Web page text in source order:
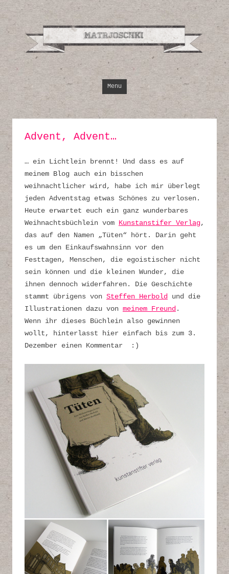
Design,
Menu Skip to content
Advent, Advent…
… ein Lichtlein brennt! Und dass es auf
meinem Blog auch ein bisschen
weihnachtlicher wird, habe ich mir überlegt
jeden Adventstag etwas Schönes zu verlosen.
Heute erwartet euch ein ganz wunderbares
Weihnachtsbüchlein vom Kunstanstifer Verlag,
das auf den Namen „Tüten“ hört. Darin geht
es um den Einkaufswahnsinn vor den
Festtagen, Menschen, die egoistischer nicht
sein können und die kleinen Wunder, die
ihnen dennoch widerfahren. Die Geschichte
stammt übrigens von Steffen Herbold
und die
Illustrationen dazu von meinem Freund .
Wenn ihr dieses Büchlein also gewinnen
wollt, hinterlasst hier einfach bis zum 3.
Dezember einen Kommentar :)